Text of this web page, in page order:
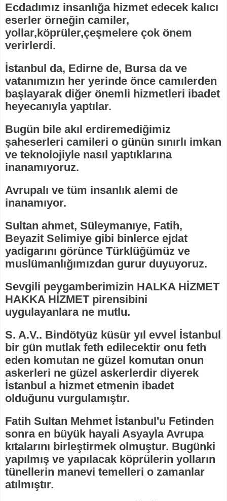
Ecdadımız insanlığa hizmet edecek kalıcı
eserler örneğin camiler,
yollar,köprüler,çeşmelere çok önem
verirlerdi.
İstanbul da, Edirne de, Bursa da ve
vatanımızın her yerinde önce camılerden
başlayarak diğer önemli hizmetleri ibadet
heyecanıyla yaptılar.
Bugün bile akıl erdiremediğimiz
şaheserleri camileri o günün sınırlı imkan
ve teknolojiyle nasıl yaptıklarına
inanamıyoruz.
Avrupalı ve tüm insanlık alemi de
inanamıyor.
Sultan ahmet, Süleymanıye, Fatih,
Beyazit Selimiye gibi binlerce ejdat
yadigarını görünce Türklüğümüz ve
muslümanlığımızdan gurur duyuyoruz.
Sevgili peygamberimizin HALKA HİZMET
HAKKA HİZMET pirensibini
uygulayanlara ne mutlu.
S. A.V.. Bindötyüz küsür yıl evvel İstanbul
bir gün mutlak feth edilecektir onu feth
eden komutan ne güzel komutan onun
askerleri ne güzel askerlerdir diyerek
İstanbul a hizmet etmenin ibadet
olduğunu vurgulamıştır.
Fatih Sultan Mehmet İstanbul'u Fetinden
sonra en büyük hayali Asyayla Avrupa
kıtalarını birleştirmek olmuştur. Bugünki
yapılmış ve yapılacak köprülerin yolların
tünellerin manevi temelleri o zamanlar
atılmıştır.